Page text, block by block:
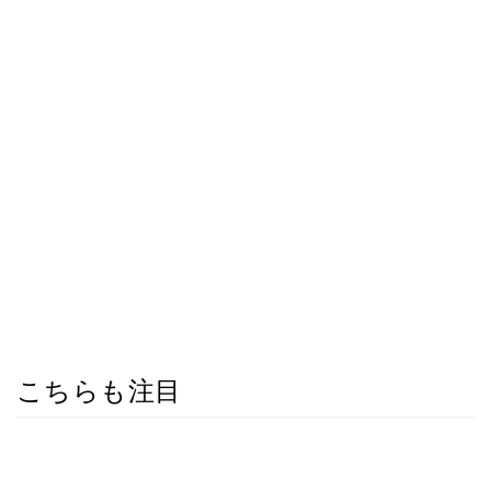
こちらも注目